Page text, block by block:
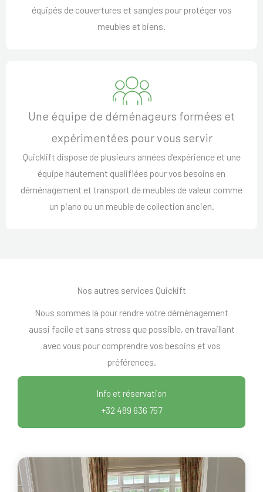
équipés de couvertures et sangles pour protéger vos
meubles et biens.
Une équipe de déménageurs formées et
expérimentées pour vous servir
Quicklift dispose de plusieurs années d'expérience et une
équipe hautement qualifiées pour vos besoins en
déménagement et transport de meubles de valeur comme
un piano ou un meuble de collection ancien.
Nos autres services Quickift
Nous sommes là pour rendre votre déménagement
aussi facile et sans stress que possible, en travaillant
avec vous pour comprendre vos besoins et vos
préférences.
Info et réservation
+32 489 636 757